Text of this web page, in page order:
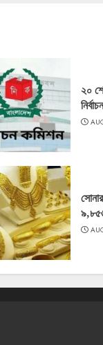
২০
নির্বাচন